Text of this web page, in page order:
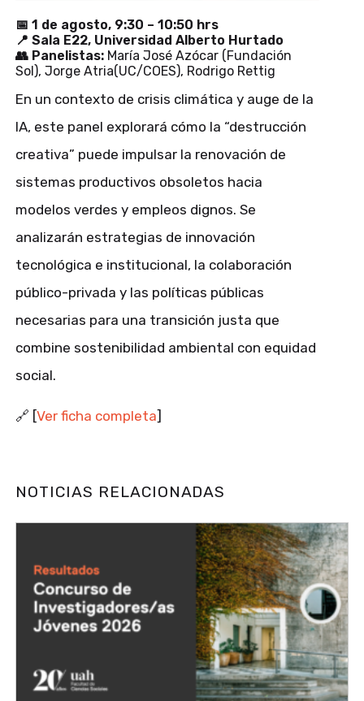
📅 1 de agosto, 9:30 – 10:50 hrs
📍 Sala E22, Universidad Alberto Hurtado
👥 Panelistas: María José Azócar (Fundación
Sol), Jorge Atria(UC/COES), Rodrigo Rettig
En un contexto de crisis climática y auge de la
IA, este panel explorará cómo la “destrucción
creativa” puede impulsar la renovación de
sistemas productivos obsoletos hacia
modelos verdes y empleos dignos. Se
analizarán estrategias de innovación
tecnológica e institucional, la colaboración
público-privada y las políticas públicas
necesarias para una transición justa que
combine sostenibilidad ambiental con equidad
social.
🔗 [Ver ficha completa]
NOTICIAS RELACIONADAS